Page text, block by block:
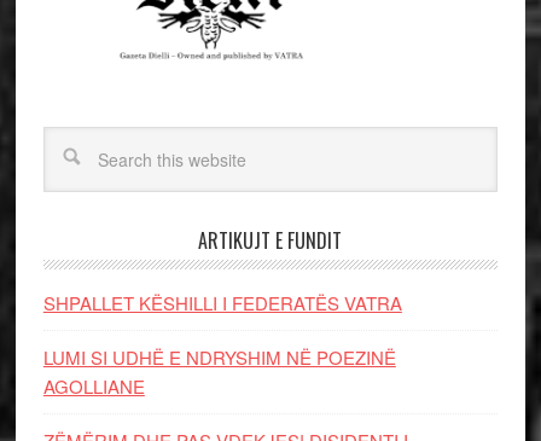
ARTIKUJT E FUNDIT
SHPALLET KËSHILLI I FEDERATËS VATRA
LUMI SI UDHË E NDRYSHIM NË POEZINË
AGOLLIANE